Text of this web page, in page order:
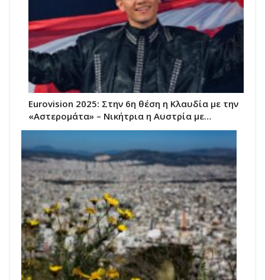
Eurovision 2025: Στην 6η θέση η Κλαυδία με την
«Αστερομάτα» – Νικήτρια η Αυστρία με…